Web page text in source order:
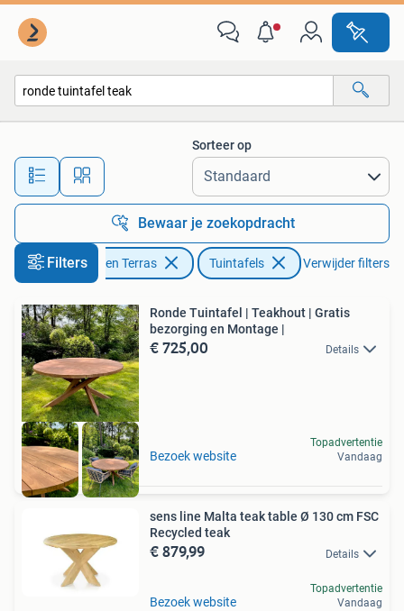
Alle afstanden…
Sorteer op
Bewaar je zoekopdracht
FiltersTuin en Terras Tuintafels Verwijder filters
Ronde Tuintafel | Teakhout | Gratis
bezorging en Montage |
€ 725,00 Details
Bezoek website
Topadvertentie
Vandaag
sens line Malta teak table Ø 130 cm FSC
Recycled teak
€ 879,99 Details
Bezoek website
Topadvertentie
Vandaag